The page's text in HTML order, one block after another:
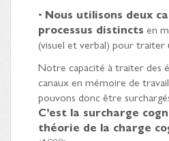
• Nous utilisons deux
processus distincts en
(visuel et verbal) pour traiter
Notre capacité à traiter des
canaux en mémoire de
pouvons donc être
C’est la surcharge
théorie de la charge